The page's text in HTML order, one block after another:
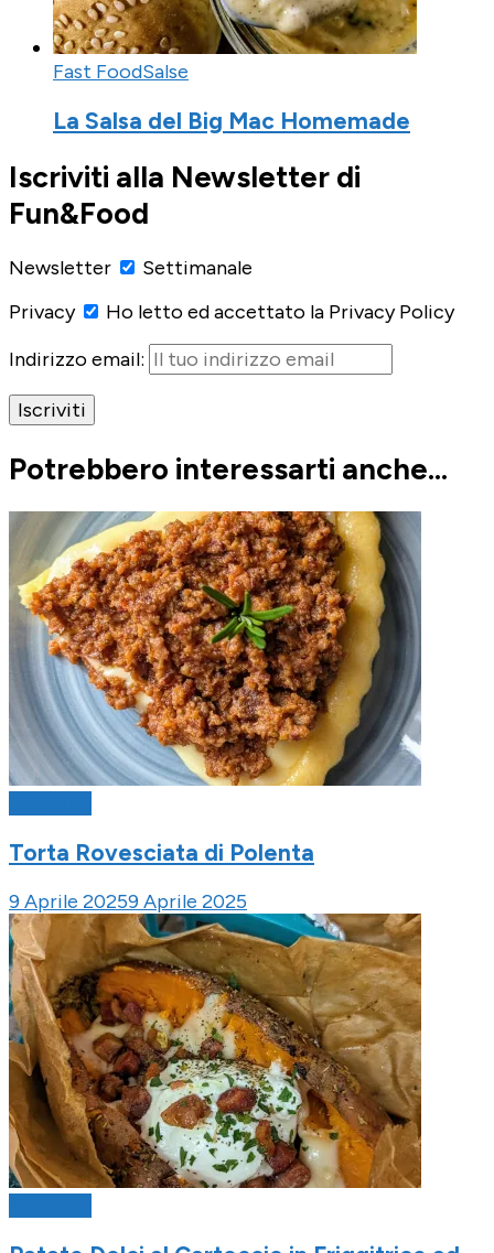
Fast FoodSalse
La Salsa del Big Mac Homemade
Iscriviti alla Newsletter di
Fun&Food
Newsletter
Settimanale
Privacy
Ho letto ed accettato la Privacy Policy
Indirizzo email:
Potrebbero interessarti anche...
Torta Rovesciata di Polenta
9 Aprile 20259 Aprile 2025